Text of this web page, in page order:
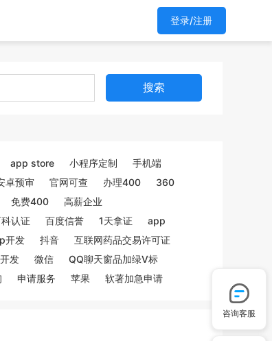
登录/注册
搜索
app store 小程序定制
手机端
卓预审 官网可查 办理400
360
免费400
高薪企业
认证 百度信誉 1天拿证
app
开发 抖音
互联网药品交易许可证
发 微信
QQ聊天窗品加绿V标
申请服务 苹果 软著加急申请
咨询客服